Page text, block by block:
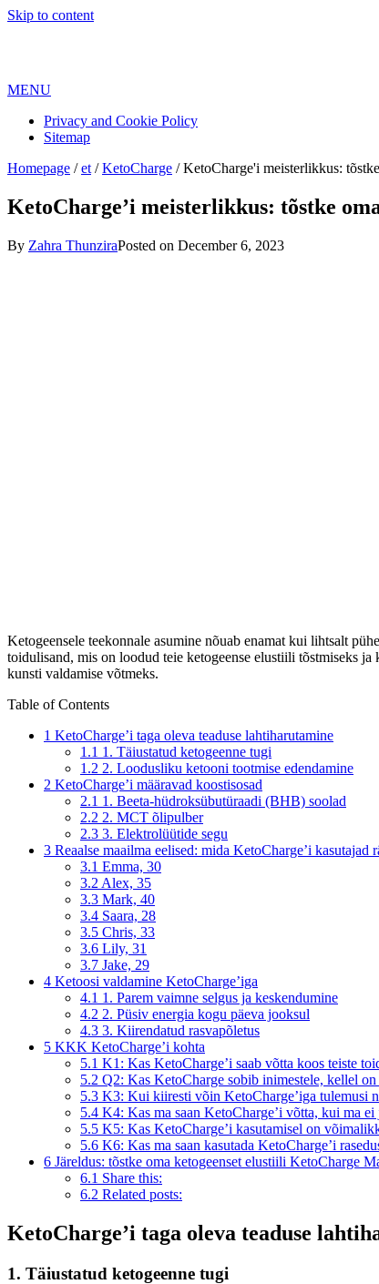
Skip to content
MENU
Privacy and Cookie Policy
Sitemap
Homepage / et / KetoCharge / KetoCharge'i meisterlikkus:
KetoCharge’i meisterlikkus: tõstke
By Zahra ThunziraPosted on December 6, 2023
Ketogeensele teekonnale asumine nõuab enamat kui lihtsalt
toidulisand, mis on loodud teie ketogeense elustiili tõstmiseks ja
kunsti valdamise võtmeks.
Table of Contents
1 KetoCharge’i taga oleva teaduse lahtiharutamine
1.1 1. Täiustatud ketogeenne tugi
1.2 2. Loodusliku ketooni tootmise edendamine
2 KetoCharge’i määravad koostisosad
2.1 1. Beeta-hüdroksübutüraadi (BHB) soolad
2.2 2. MCT õlipulber
2.3 3. Elektrolüütide segu
3 Reaalse maailma eelised: mida KetoCharge’i kasutajad
3.1 Emma, ​​30
3.2 Alex, 35
3.3 Mark, 40
3.4 Saara, 28
3.5 Chris, 33
3.6 Lily, 31
3.7 Jake, 29
4 Ketoosi valdamine KetoCharge’iga
4.1 1. Parem vaimne selgus ja keskendumine
4.2 2. Püsiv energia kogu päeva jooksul
4.3 3. Kiirendatud rasvapõletus
5 KKK KetoCharge’i kohta
5.1 K1: Kas KetoCharge’i saab võtta koos teiste
5.2 Q2: Kas KetoCharge sobib inimestele, kellel
5.3 K3: Kui kiiresti võin KetoCharge’iga tulemusi
5.4 K4: Kas ma saan KetoCharge’i võtta, kui ma ei
5.5 K5: Kas KetoCharge’i kasutamisel on
5.6 K6: Kas ma saan kasutada KetoCharge’i
6 Järeldus: tõstke oma ketogeenset elustiili KetoCharge
6.1 Share this:
6.2 Related posts:
KetoCharge’i taga oleva teaduse
1. Täiustatud ketogeenne tugi